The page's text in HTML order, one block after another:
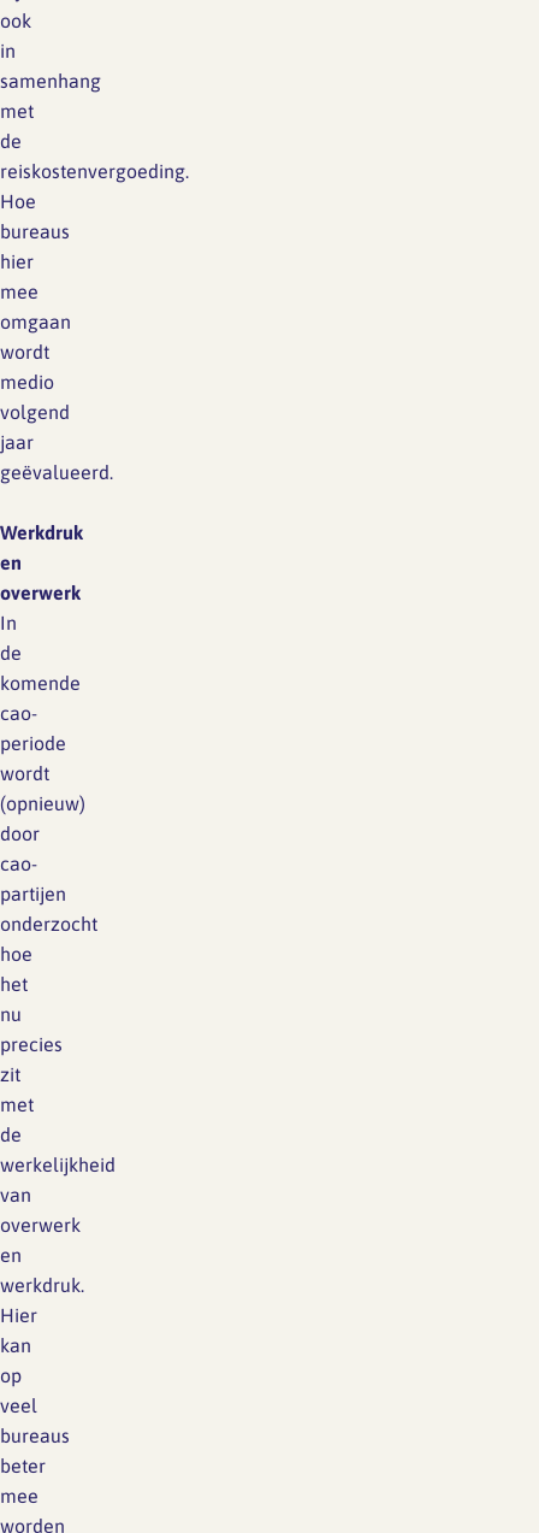
ook
in
samenhang
met
de
reiskostenvergoeding.
Hoe
bureaus
hier
mee
omgaan
wordt
medio
volgend
jaar
geëvalueerd.
Werkdruk
en
overwerk
In
de
komende
cao-
periode
wordt
(opnieuw)
door
cao-
partijen
onderzocht
hoe
het
nu
precies
zit
met
de
werkelijkheid
van
overwerk
en
werkdruk.
Hier
kan
op
veel
bureaus
beter
mee
worden